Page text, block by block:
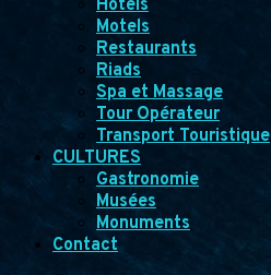
Hôtels
Motels
Restaurants
Riads
Spa et Massage
Tour Opérateur
Transport Touristique
CULTURES
Gastronomie
Musées
Monuments
Contact